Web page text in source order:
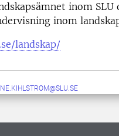
inom
inom
landskap/